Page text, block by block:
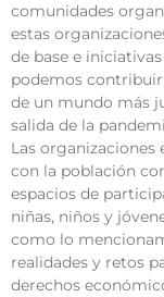
comunidades
estas
de base e
podemos
de un mundo más
salida de la
Las organizaciones
con la población
espacios de
niñas, niños y
como lo
realidades y retos
derechos